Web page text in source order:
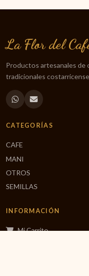
La Flor del
Productos artesanales de
tradicionales
CATEGORÍAS
CAFE
MANI
OTROS
SEMILLAS
INFORMACIÓN
Mi Carrito